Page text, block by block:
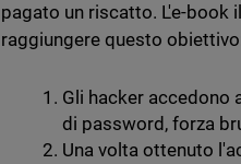
pagato un riscatto. L'e-
raggiungere questo
Gli hacker accedono
di password, forza
Una volta ottenuto